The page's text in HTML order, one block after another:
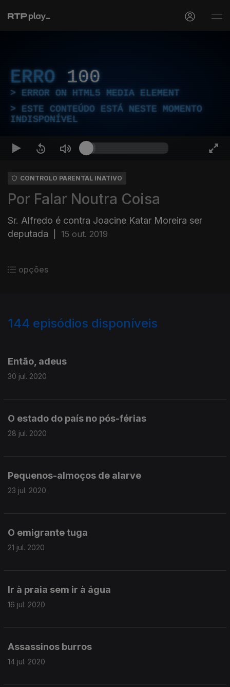
ERRO 100
ERROR ON HTML5 MEDIA ELEMENT
ESTE CONTEÚDO ESTÁ NESTE MOMENTO
INDISPONÍVEL
CONTROLO PARENTAL INATIVO
Por Falar Noutra Coisa
Sr. Alfredo é contra Joacine Katar Moreira ser
deputada
15 out. 2019
opções
144 episódios disponíveis
Então, adeus
30 jul. 2020
O estado do país no pós-férias
28 jul. 2020
Pequenos-almoços de alarve
23 jul. 2020
O emigrante tuga
21 jul. 2020
Ir à praia sem ir à água
16 jul. 2020
Assassinos burros
14 jul. 2020